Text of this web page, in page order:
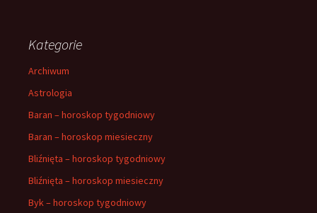
Kategorie
Archiwum
Astrologia
Baran – horoskop tygodniowy
Baran – horoskop miesieczny
Bliźnięta – horoskop tygodniowy
Bliźnięta – horoskop miesieczny
Byk – horoskop tygodniowy